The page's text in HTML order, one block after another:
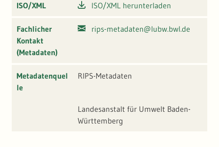
ISO/XML ISO/XML herunterladen
Fachlicher
Kontakt
(Metadaten)
rips-metadaten@lubw.bwl.de
Metadatenquel
le
RIPS-Metadaten
Landesanstalt für Umwelt Baden-
Württemberg